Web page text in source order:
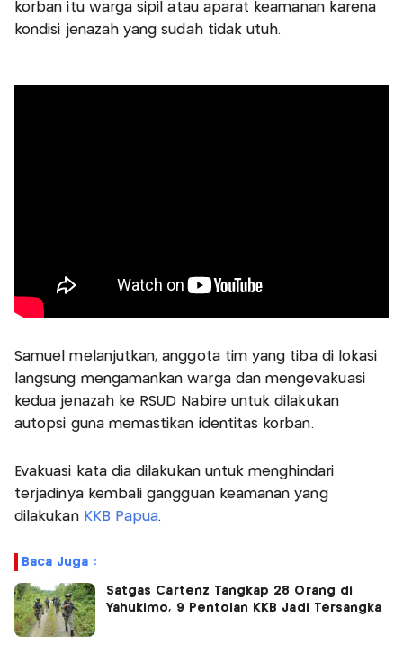
korban itu warga sipil atau aparat keamanan karena
kondisi jenazah yang sudah tidak utuh.
Samuel melanjutkan, anggota tim yang tiba di lokasi
langsung mengamankan warga dan mengevakuasi
kedua jenazah ke RSUD Nabire untuk dilakukan
autopsi guna memastikan identitas korban.
Evakuasi kata dia dilakukan untuk menghindari
terjadinya kembali gangguan keamanan yang
dilakukan KKB Papua.
Baca Juga :
Satgas Cartenz Tangkap 28 Orang di
Yahukimo, 9 Pentolan KKB Jadi Tersangka